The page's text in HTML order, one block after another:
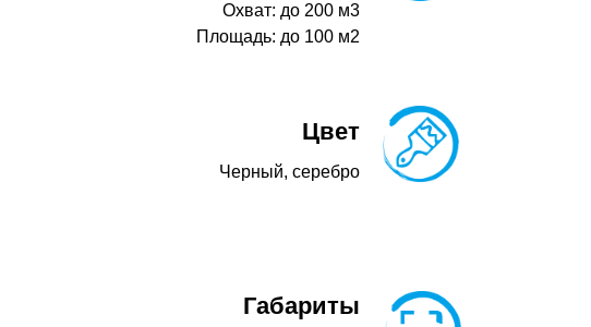
Охват: до 200 м3
Площадь: до 100 м2
Черный, серебро
Цвет
Габариты